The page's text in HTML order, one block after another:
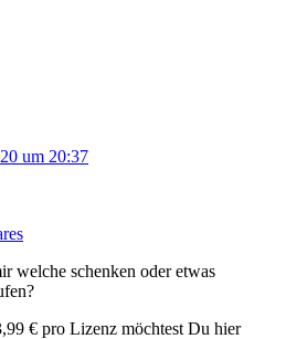
um 20:37
welche schenken oder etwas
€ pro Lizenz möchtest Du hier